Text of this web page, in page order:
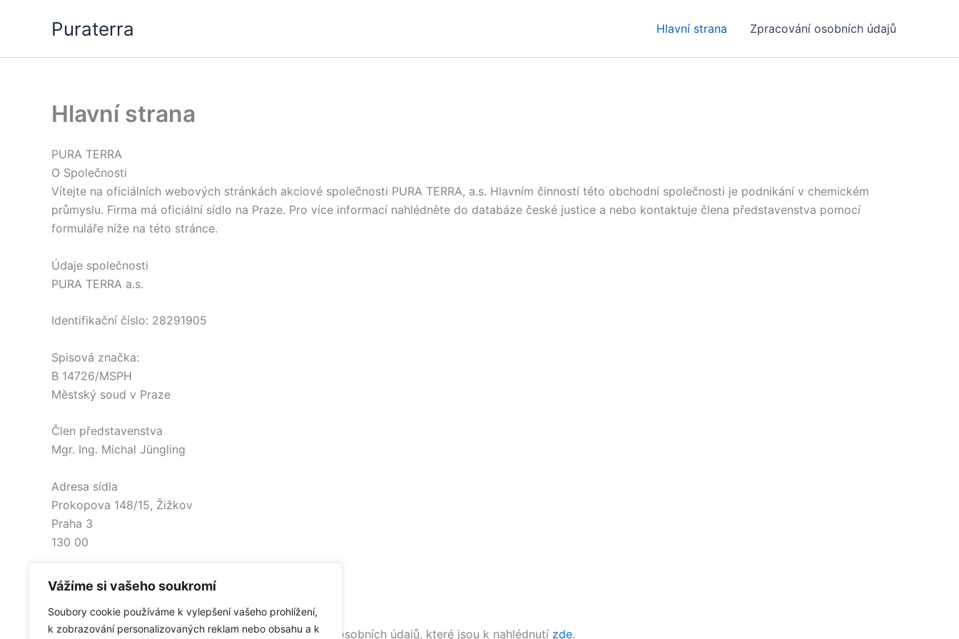
Vážíme si vašeho soukromí
Soubory cookie používáme k vylepšení vašeho prohlížení,
k zobrazování personalizovaných reklam nebo obsahu a k
Puraterra Hlavní strana Zpracování osobních údajů
Hlavní strana
PURA TERRA
O Společnosti
Vítejte na oficiálních webových stránkách akciové společnosti PURA TERRA, a.s. Hlavním činností této obchodní společnosti je podnikání v chemickém
průmyslu. Firma má oficiální sídlo na Praze. Pro více informací nahlédněte do databáze české justice a nebo kontaktuje člena představenstva pomocí
formuláře níže na této stránce.
Údaje společnosti
PURA TERRA a.s.
Identifikační číslo: 28291905
Spisová značka:
B 14726/MSPH
Městský soud v Praze
Člen představenstva
Mgr. Ing. Michal Jüngling
Adresa sídla
Prokopova 148/15, Žižkov
Praha 3
130 00
Česká Republika
NApište nám
Odesláním zprávy souhlasíte s zásadami zpracování osobních údajů, které jsou k nahlédnutí zde.